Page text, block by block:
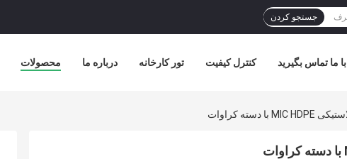
جستجو کردن
محصولات درباره ما تور کارخانه کنترل کیفیت با ما تماس بگیرید